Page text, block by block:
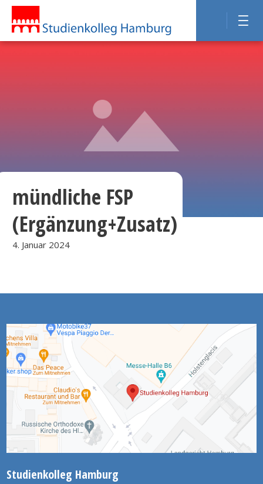
mündliche FSP
(Ergänzung+Zusatz)
4. Januar 2024
Studienkolleg Hamburg